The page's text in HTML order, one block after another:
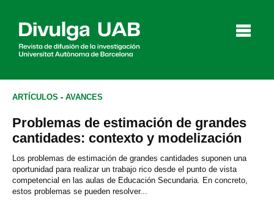
Agenda
ARTÍCULOS - AVANCES
Problemas de estimación de grandes
cantidades: contexto y modelización
Los problemas de estimación de grandes cantidades suponen una
oportunidad para realizar un trabajo rico desde el punto de vista
competencial en las aulas de Educación Secundaria. En concreto,
estos problemas se pueden resolver...